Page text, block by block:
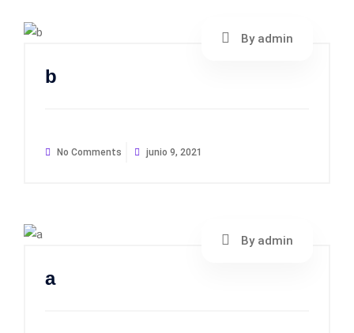
By admin
b
No Comments junio 9, 2021
By admin
a